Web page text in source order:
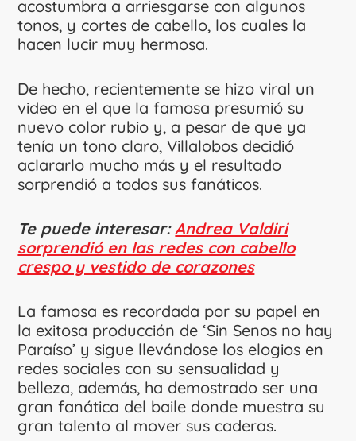
acostumbra a arriesgarse con algunos
tonos, y cortes de cabello, los cuales la
hacen lucir muy hermosa.
De hecho, recientemente se hizo viral un
video en el que la famosa presumió su
nuevo color rubio y, a pesar de que ya
tenía un tono claro, Villalobos decidió
aclararlo mucho más y el resultado
sorprendió a todos sus fanáticos.
Te puede interesar:Andrea Valdiri
sorprendió en las redes con cabello
crespo y vestido de corazones
La famosa es recordada por su papel en
la exitosa producción de ‘Sin Senos no hay
Paraíso’ y sigue llevándose los elogios en
redes sociales con su sensualidad y
belleza, además, ha demostrado ser una
gran fanática del baile donde muestra su
gran talento al mover sus caderas.